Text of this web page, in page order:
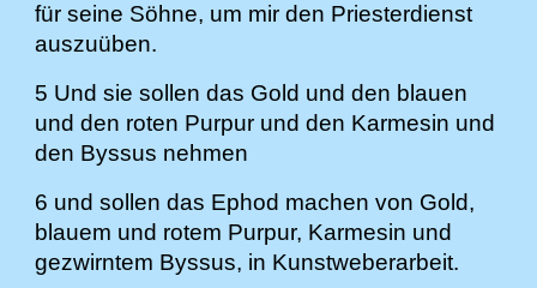
für seine Söhne, um mir den Priesterdienst
auszuüben.
5 Und sie sollen das Gold und den blauen
und den roten Purpur und den Karmesin und
den Byssus nehmen
6 und sollen das Ephod machen von Gold,
blauem und rotem Purpur, Karmesin und
gezwirntem Byssus, in Kunstweberarbeit.